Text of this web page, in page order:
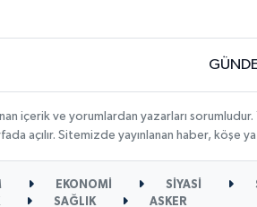
içerik ve yorumlardan yazarları
açılır. Sitemizde yayınlanan haber, köşe
EKONOMİ SİYASİ
SAĞLIK ASKER